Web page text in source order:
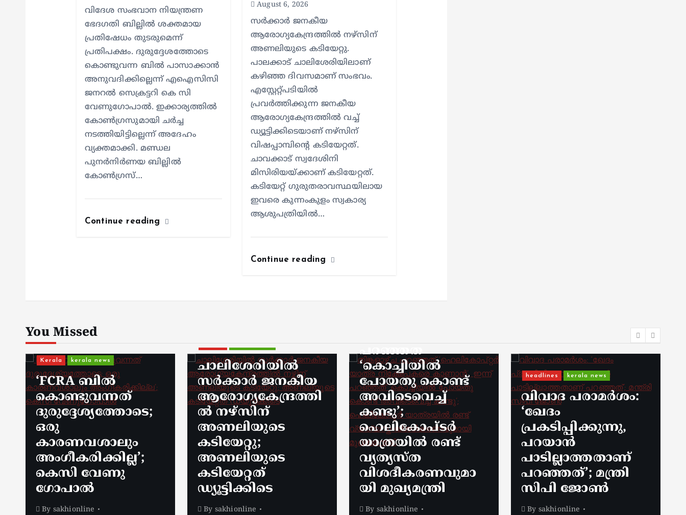
വിദേശ സംഭവാന നിയന്ത്രണ
ഭേദഗതി ബില്ലിൽ ശക്തമായ
പ്രതിഷേധം തുടരുമെന്ന്
പ്രതിപക്ഷം. ദുരുദ്ദേശത്തോടെ
കൊണ്ടുവന്ന ബിൽ പാസാക്കാൻ
അനുവദിക്കില്ലെന്ന് എഐസിസി
ജനറൽ സെക്രട്ടറി കെ സി
വേണുഗോപാൽ. ഇക്കാര്യത്തിൽ
കോൺഗ്രസുമായി ചർച്ച
നടത്തിയിട്ടില്ലെന്ന് അദേഹം
വ്യക്തമാക്കി. മണ്ഡല
പുനർനിർണയ ബില്ലിൽ
കോൺഗ്രസ്…
Continue reading
August 6, 2026
സര്‍ക്കാര്‍ ജനകീയ
ആരോഗ്യകേന്ദ്രത്തില്‍ നഴ്സിന്
അണലിയുടെ കടിയേറ്റു.
പാലക്കാട് ചാലിശേരിയിലാണ്
കഴിഞ്ഞ ദിവസമാണ് സംഭവം.
എസ്റ്റേറ്റ്പടിയില്‍
പ്രവര്‍ത്തിക്കുന്ന ജനകീയ
ആരോഗ്യകേന്ദ്രത്തില്‍ വച്ച്
ഡ്യൂട്ടിക്കിടെയാണ് നഴ്സിന്
വിഷപ്പാമ്പിന്റെ കടിയേറ്റത്.
ചാവക്കാട് സ്വദേശിനി
മിസിരിയയ്ക്കാണ് കടിയേറ്റത്.
കടിയേറ്റ് ഗുരുതരാവസ്ഥയിലായ
ഇവരെ കുന്നംകുളം സ്വകാര്യ
ആശുപത്രിയില്‍…
Continue reading
You Missed
Kerala
ചാലിശേരിയില്‍
സര്‍ക്കാര്‍ ജനകീയ
ആരോഗ്യകേന്ദ്രത്തി
ല്‍ നഴ്സിന്
അണലിയുടെ
കടിയേറ്റു;
അണലിയുടെ
കടിയേറ്റത്
ഡ്യൂട്ടിക്കിടെ
By sakhionline
kerala news news
തിങ്കളാഴ്ച
യാത്ര
പറഞ്ഞത്
‘കൊച്ചിയിൽ
പോയതു കൊണ്ട്
അവിടെവെച്ച്
കണ്ടു’;
ഹെലികോപ്ടർ
യാത്രയിൽ രണ്ട്
വ്യത്യസ്ത
വിശദീകരണവുമാ
യി മുഖ്യമന്ത്രി
By sakhionline
headlines kerala news
വിവാദ പരാമർശം:
‘ഖേദം
പ്രകടിപ്പിക്കുന്നു,
പറയാൻ
പാടില്ലാത്തതാണ്
പറഞ്ഞത്’; മന്ത്രി
സിപി ജോൺ
By sakhionline
Kerala kerala news
റെയ്ഡ് കഴിഞ്ഞ്
മടങ്ങിയ ഇ ഡി
ഉദ്യോഗസ്ഥരെ
ആക്രമിച്ച കേസ്; 4
സിപിഐഎം
പ്രവർത്തകർക്ക്
കൂടി ജാമ്യം
By sakhionline